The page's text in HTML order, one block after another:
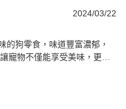
2024/03/22
的狗零食，味道豐富濃郁，
寵物不僅能享受美味，更能